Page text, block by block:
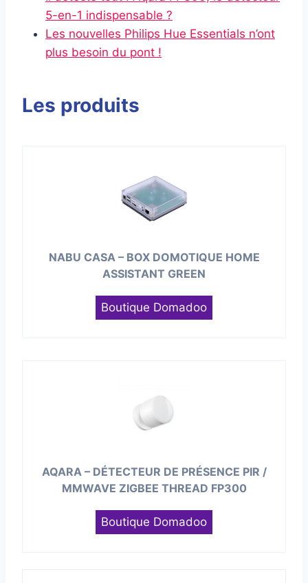
5-en-1 indispensable ?
Les nouvelles Philips Hue Essentials n’ont
plus besoin du pont !
Les produits
NABU CASA – BOX DOMOTIQUE HOME
ASSISTANT GREEN
Boutique Domadoo
AQARA – DÉTECTEUR DE PRÉSENCE PIR /
MMWAVE ZIGBEE THREAD FP300
Boutique Domadoo